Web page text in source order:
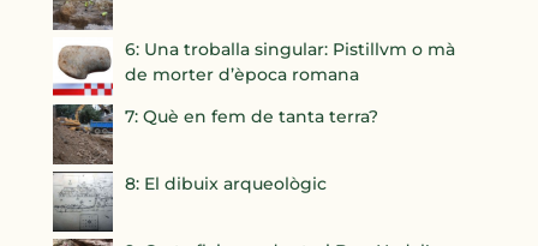
6: Una troballa singular: Pistillvm o mà
de morter d’època romana
7: Què en fem de tanta terra?
8: El dibuix arqueològic